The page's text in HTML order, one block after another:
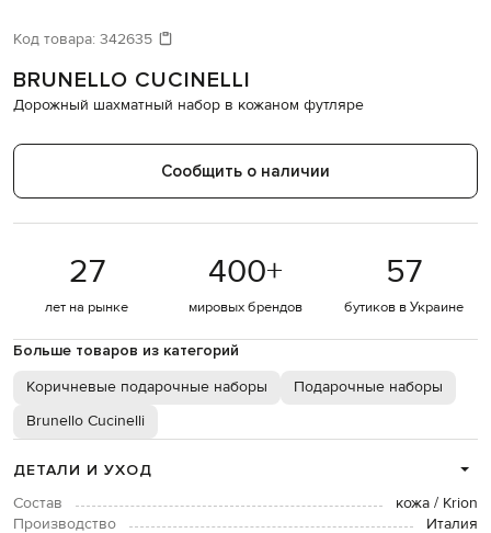
Код товара: 342635
BRUNELLO CUCINELLI
Дорожный шахматный набор в кожаном футляре
Сообщить о наличии
27
лет на рынке
400+
мировых брендов
57
бутиков в Украине
Больше товаров из категорий
Коричневые подарочные наборы
Подарочные наборы
Brunello Cucinelli
ДЕТАЛИ И УХОД
Состав
кожа / Krion
Производство
Италия